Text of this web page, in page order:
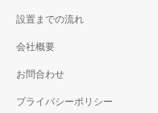
設置までの流れ
会社概要
お問合わせ
プライバシーポリシー